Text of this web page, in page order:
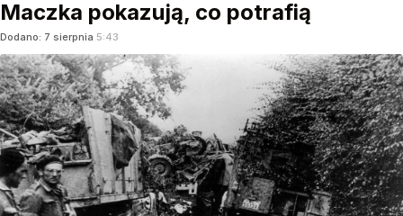
Maczka pokazują, co potrafią
Dodano: 7 sierpnia 5:43